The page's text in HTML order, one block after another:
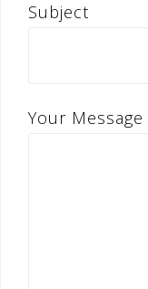
Subject
Your Message